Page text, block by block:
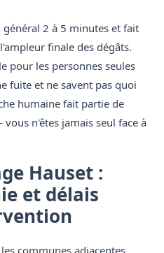
général 2 à 5 minutes et fait
finale des dégâts.
pour les personnes seules
fuite et ne savent pas quoi
humaine fait partie de
n'êtes jamais seul face à
Hauset :
et délais